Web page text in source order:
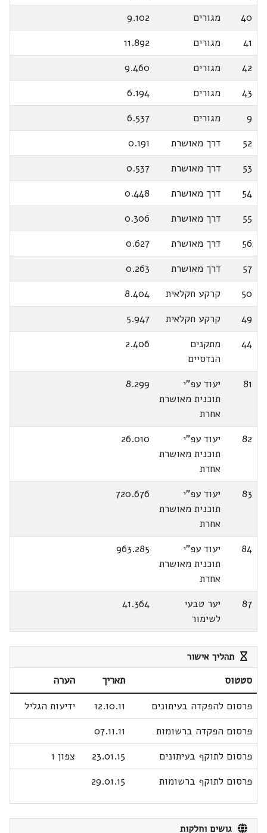
40
מגורים
9.102
41
מגורים
11.892
42
מגורים
9.460
43
מגורים
6.194
9
מגורים
6.537
52
דרך מאושרת
0.191
53
דרך מאושרת
0.537
54
דרך מאושרת
0.448
55
דרך מאושרת
0.306
56
דרך מאושרת
0.627
57
דרך מאושרת
0.263
50
קרקע חקלאית
8.404
49
קרקע חקלאית
5.947
44
מתקנים
הנדסיים
2.406
81
יעוד עפ"י
תוכנית מאושרת
אחרת
8.299
82
יעוד עפ"י
תוכנית מאושרת
אחרת
26.010
83
יעוד עפ"י
תוכנית מאושרת
אחרת
720.676
84
יעוד עפ"י
תוכנית מאושרת
אחרת
963.285
87
יער טבעי
לשימור
41.364
תהליך אישור
סטטוס תאריך
הערה
פרסום להפקדה בעיתונים
12.10.11
ידיעות הגליל
פרסום הפקדה ברשומות
07.11.11
פרסום לתוקף בעיתונים
23.01.15
צפון 1
פרסום לתוקף ברשומות
29.01.15
גושים וחלקות